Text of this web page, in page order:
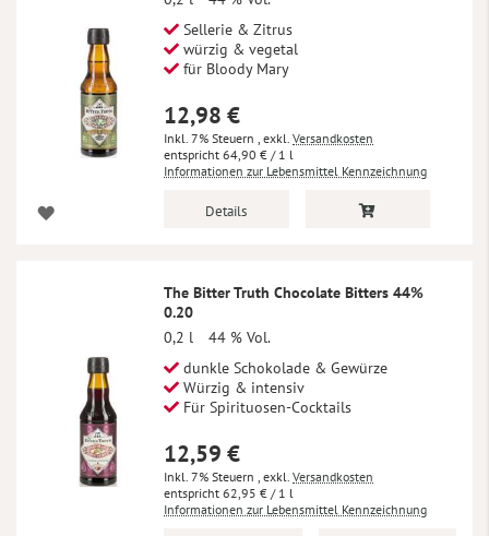
Sellerie & Zitrus
würzig & vegetal
für Bloody Mary
12,98 €
Inkl. 7% Steuern exkl. Versandkosten
64,90 € / 1 l
Informationen zur Lebensmittel Kennzeichnung
Details
The Bitter Truth Chocolate Bitters 44%
0.20
0,2 l
44 % Vol.
dunkle Schokolade & Gewürze
Würzig & intensiv
Für Spirituosen-Cocktails
12,59 €
Inkl. 7% Steuern exkl. Versandkosten
62,95 € / 1 l
Informationen zur Lebensmittel Kennzeichnung